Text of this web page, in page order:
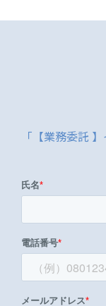
「【業務委託